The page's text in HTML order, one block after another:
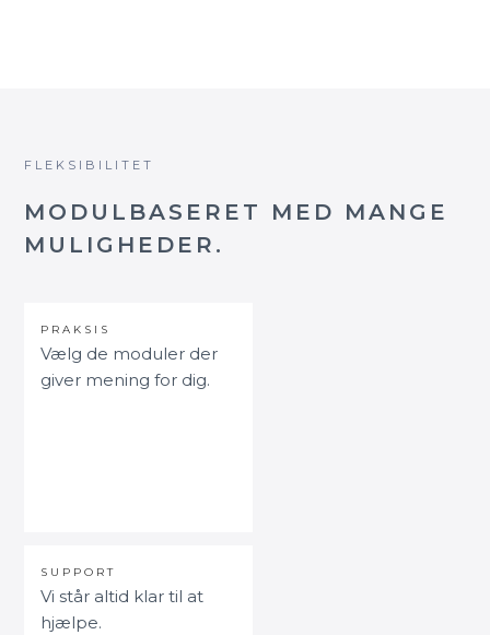
FLEKSIBILITET
MODULBASERET MED MANGE
MULIGHEDER.
PRAKSIS
Vælg de moduler der
giver mening for dig.
SUPPORT
Vi står altid klar til at
hjælpe.